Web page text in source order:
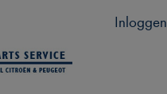
Inloggen